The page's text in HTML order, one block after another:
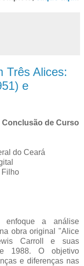
Três Alices:
e
Conclusão de Curso
do Ceará
Filho
enfoque a análise
obra original "Alice
Carroll e suas
1988. O objetivo
e diferenças nas